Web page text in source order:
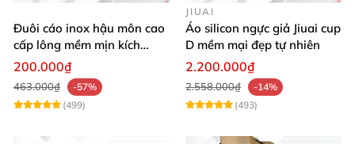
Đuôi cáo inox hậu môn cao
cấp lông mềm mịn kích
thích khoái cảm
200.000₫
463.000₫
-57%
(499)
JIUAI
Áo silicon ngực giả Jiuai cup
D mềm mại đẹp tự nhiên
2.200.000₫
2.558.000₫
-14%
(493)